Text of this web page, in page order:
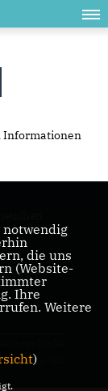
Informationen
& Co. KG
notwendig
die uns
(Website-
Ihre
Weitere
)